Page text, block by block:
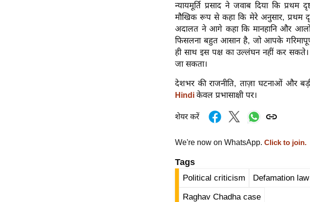
न्यायमूर्ति प्रसाद ने जवाब दिया कि प्रथम
मौखिक रूप से कहा कि मेरे अनुसार, प्रथम
अदालत ने आगे कहा कि मानहानि और
फिसलना बहुत आसान है, जो आपके
ही साथ इस पक्ष का उल्लंघन नहीं कर
जा सकता।
देशभर की राजनीति, ताज़ा घटनाओं और
Hindi केवल प्रभासाक्षी पर।
शेयर करें
We're now on WhatsApp. Click to join.
Tags
Political criticism Defamation
Raghav Chadha case